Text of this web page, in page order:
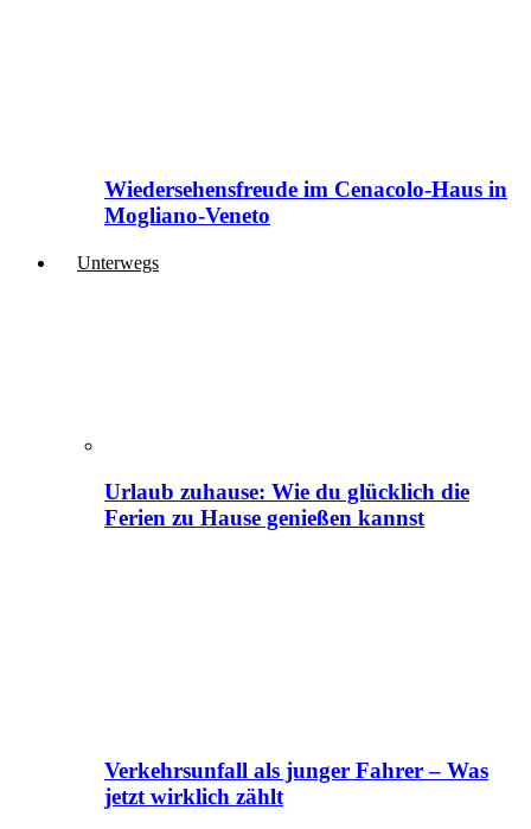
Wiedersehensfreude im Cenacolo-Haus in
Mogliano-Veneto
Unterwegs
Urlaub zuhause: Wie du glücklich die
Ferien zu Hause genießen kannst
Verkehrsunfall als junger Fahrer – Was
jetzt wirklich zählt